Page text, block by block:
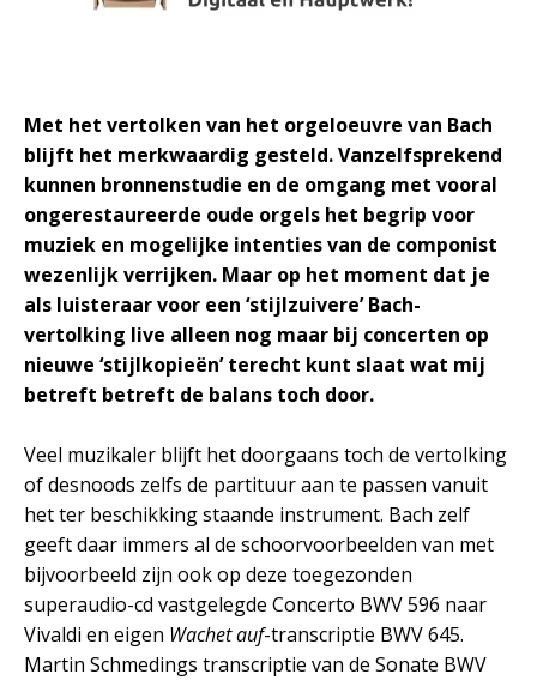
Met het vertolken van het orgeloeuvre van Bach
blijft het merkwaardig gesteld. Vanzelfsprekend
kunnen bronnenstudie en de omgang met vooral
ongerestaureerde oude orgels het begrip voor
muziek en mogelijke intenties van de componist
wezenlijk verrijken. Maar op het moment dat je
als luisteraar voor een ‘stijlzuivere’ Bach-
vertolking live alleen nog maar bij concerten op
nieuwe ‘stijlkopieën’ terecht kunt slaat wat mij
betreft betreft de balans toch door.
Veel muzikaler blijft het doorgaans toch de vertolking
of desnoods zelfs de partituur aan te passen vanuit
het ter beschikking staande instrument. Bach zelf
geeft daar immers al de schoorvoorbeelden van met
bijvoorbeeld zijn ook op deze toegezonden
superaudio-cd vastgelegde Concerto BWV 596 naar
Vivaldi en eigen Wachet auf-transcriptie BWV 645.
Martin Schmedings transcriptie van de Sonate BWV